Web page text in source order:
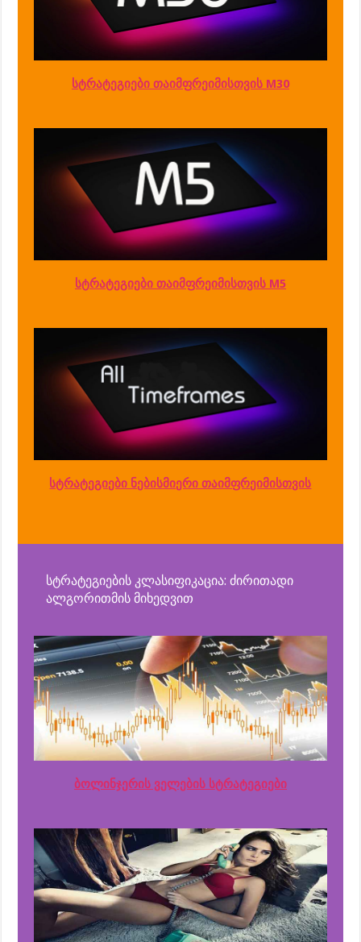
სტრატეგიები თაიმფრეიმისთვის M30
სტრატეგიები თაიმფრეიმისთვის M5
სტრატეგიები ნებისმიერი თაიმფრეიმისთვის
სტრატეგიების კლასიფიკაცია: ძირითადი
ალგორითმის მიხედვით
ბოლინჯერის ველების სტრატეგიები